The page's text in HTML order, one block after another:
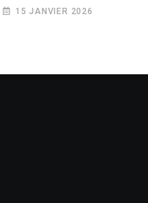
15 JANVIER 2026